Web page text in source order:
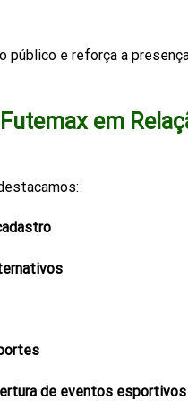
público e reforça a
em
de eventos esportivos